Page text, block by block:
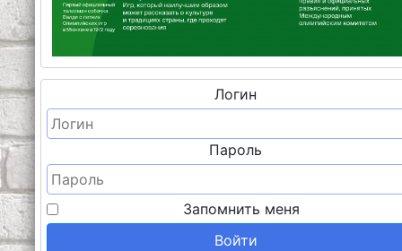
Логин
Пароль
Запомнить меня
Войти